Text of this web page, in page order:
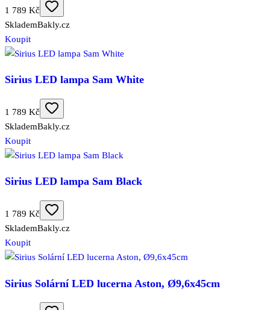
1 789 Kč
SklademBakly.cz
Koupit
Sirius LED lampa Sam White
1 789 Kč
SklademBakly.cz
Koupit
Sirius LED lampa Sam Black
1 789 Kč
SklademBakly.cz
Koupit
Sirius Solární LED lucerna Aston, Ø9,6x45cm